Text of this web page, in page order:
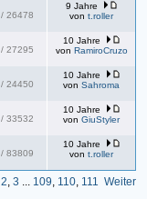
/ 26478
9 Jahre
von t.roller
/ 27295
10 Jahre
von RamiroCruzo
/ 24450
10 Jahre
von Sahroma
/ 33532
10 Jahre
von GiuStyler
/ 83809
10 Jahre
von t.roller
2, 3 ... 109, 110, 111 Weiter